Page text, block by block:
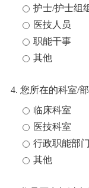
护士/护士组
医技人员
职能干事
其他
4. 您所在的科室/
临床科室
医技科室
行政职能部门
其他